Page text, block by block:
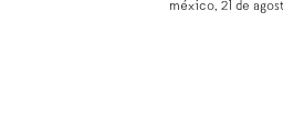
méxico, 21 de